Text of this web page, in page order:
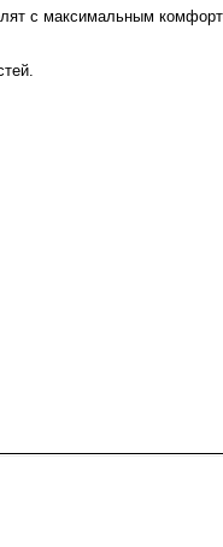
с максимальным